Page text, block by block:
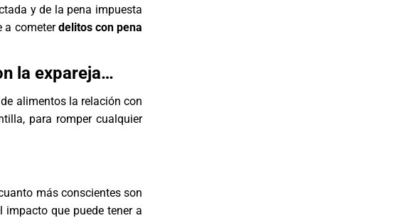
y de la pena impuesta
a cometerdelitos con pena
la expareja…
alimentos la relación con
para romper cualquier
más conscientes son
impacto que puede tener a